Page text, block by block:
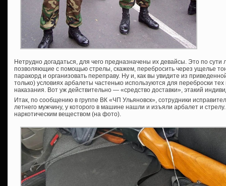
Нетрудно догадаться, для чего предназначены их девайсы. Это по сути
позволяющие с помощью стрелы, скажем, перебросить через ущелье
паракорд и организовать переправу. Ну и, как вы увидите из
только) условиях арбалеты частенько используются для переброски
наказания. Вот уж действительно — «средство доставки», этакий
Итак, по сообщению в группе ВК «ЧП Ульяновск», сотрудники
летнего мужчину, у которого в машине нашли и изъяли арбалет и
наркотическим веществом (на фото).